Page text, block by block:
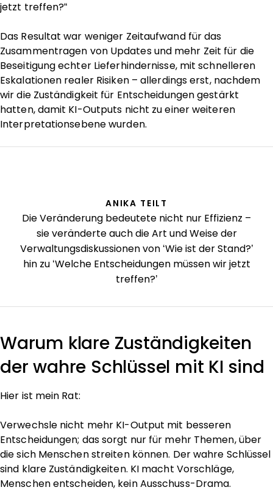
jetzt treffen?“
Das Resultat war weniger Zeitaufwand für das
Zusammentragen von Updates und mehr Zeit für die
Beseitigung echter Lieferhindernisse, mit schnelleren
Eskalationen realer Risiken – allerdings erst, nachdem
wir die Zuständigkeit für Entscheidungen gestärkt
hatten, damit KI-Outputs nicht zu einer weiteren
Interpretationsebene wurden.
ANIKA TEILT
Die Veränderung bedeutete nicht nur Effizienz –
sie veränderte auch die Art und Weise der
Verwaltungsdiskussionen von ‘Wie ist der Stand?’
hin zu ‘Welche Entscheidungen müssen wir jetzt
treffen?’
Warum klare Zuständigkeiten
der wahre Schlüssel mit KI sind
Hier ist mein Rat:
Verwechsle nicht mehr KI-Output mit besseren
Entscheidungen; das sorgt nur für mehr Themen, über
die sich Menschen streiten können. Der wahre Schlüssel
sind klare Zuständigkeiten. KI macht Vorschläge,
Menschen entscheiden, kein Ausschuss-Drama.